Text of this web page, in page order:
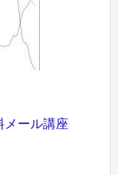
メール講座